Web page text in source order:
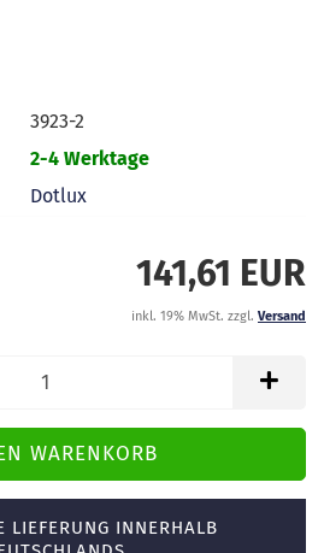
3923-2
2-4 Werktage
Dotlux
141,61 EUR
inkl. 19% MwSt. zzgl. Versand
LIEFERUNG INNERHALB